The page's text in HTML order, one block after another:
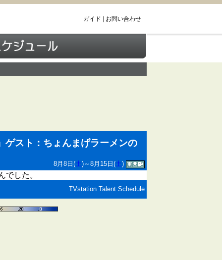
ガイド お問い合わせ
ゲスト：ちょんまげラーメンの
8月8日(土)～8月15日(土)
でした。
TVstation Talent Schedule